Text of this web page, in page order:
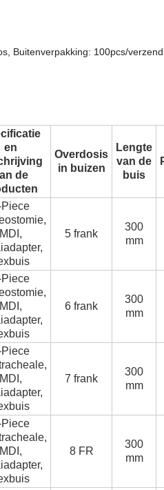
Buitenverpakking: 100pcs/
en
de
Overdosis
in buizen
Lengte
van de
buis
Piece
MDI,
5 frank
300
mm
Piece
MDI,
6 frank
300
mm
Piece
MDI,
7 frank
300
mm
Piece
MDI,
8 FR
300
mm